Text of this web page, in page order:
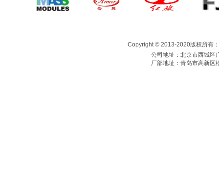
Copyright © 2013-2020版权所有
公司地址：北京市西城区
厂部地址：青岛市高新区